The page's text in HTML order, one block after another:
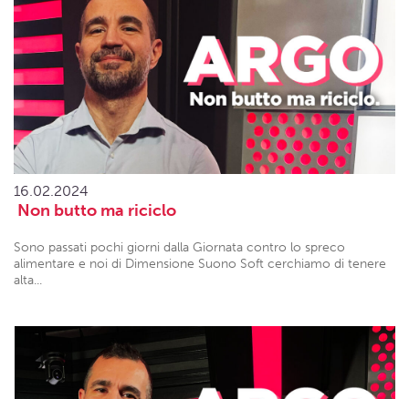
16.02.2024
Non butto ma riciclo
Sono passati pochi giorni dalla Giornata contro lo spreco
alimentare e noi di Dimensione Suono Soft cerchiamo di tenere
alta...